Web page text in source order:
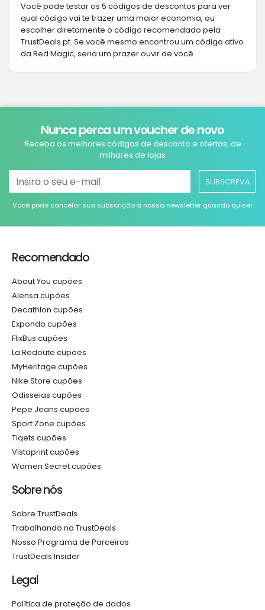
Você pode testar os 5 códigos de descontos para ver
qual código vai te trazer uma maior economia, ou
escolher diretamente o código recomendado pela
TrustDeals.pt. Se você mesmo encontrou um código ativo
da Red Magic, seria um prazer ouvir de você.
Nunca perca um voucher de novo
Receba os melhores códigos de desconto e ofertas, de
milhares de lojas
SUBSCREVA
Você pode cancelar sua subscrição à nossa newsletter quando quiser
Recomendado
About You cupões
Alensa cupões
Decathlon cupões
Expondo cupões
FlixBus cupões
La Redoute cupões
MyHeritage cupões
Nike Store cupões
Odisseias cupões
Pepe Jeans cupões
Sport Zone cupões
Tiqets cupões
Vistaprint cupões
Women Secret cupões
Sobre nós
Sobre TrustDeals
Trabalhando na TrustDeals
Nosso Programa de Parceiros
TrustDeals Insider
Legal
Política de proteção de dados